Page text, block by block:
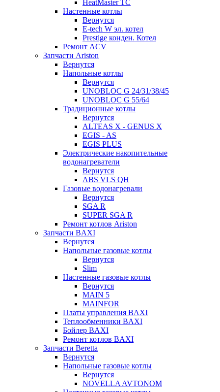
HeatMaster TC
Настенные котлы
Вернутся
E-tech W эл. котел
Prestige конден. Котел
Ремонт ACV
Запчасти Ariston
Вернутся
Напольные котлы
Вернутся
UNOBLOC G 24/31/38/45
UNOBLOC G 55/64
Традиционные котлы
Вернутся
ALTEAS X - GENUS X
EGIS - AS
EGIS PLUS
Электрические накопительные
водонагреватели
Вернутся
ABS VLS QH
Газовые водонагревали
Вернутся
SGA R
SUPER SGA R
Ремонт котлов Ariston
Запчасти BAXI
Вернутся
Напольные газовые котлы
Вернутся
Slim
Настенные газовые котлы
Вернутся
MAIN 5
MAINFOR
Платы управления BAXI
Теплообменники BAXI
Бойлер BAXI
Ремонт котлов BAXI
Запчасти Beretta
Вернутся
Напольные газовые котлы
Вернутся
NOVELLA AVTONOM